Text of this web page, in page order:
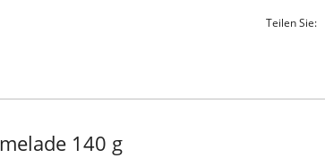
Teilen Sie:
140 g